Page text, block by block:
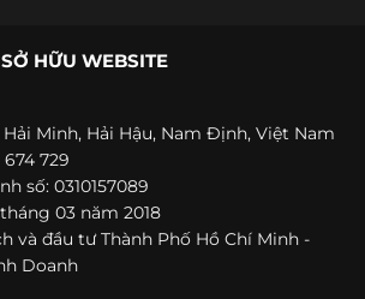
HỮU WEBSITE
Minh, Hải Hậu, Nam Định, Việt Nam
729
số: 0310157089
03 năm 2018
và đầu tư Thành Phố Hồ Chí Minh -
Doanh